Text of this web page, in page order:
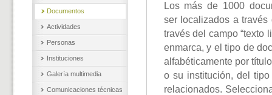
Documentos
Actividades
Personas
Instituciones
Galería multimedia
Comunicaciones técnicas
Los más de 1000
ser localizados a
través del campo “texto
enmarca, y el tipo de
alfabéticamente por
o su institución, del
relacionados.